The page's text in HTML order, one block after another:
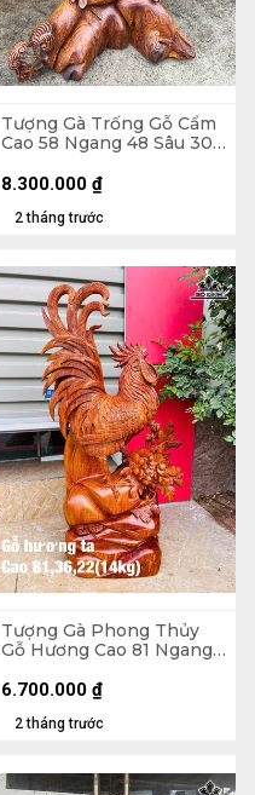
Tượng Gà Trống Gỗ Cẩm
Cao 58 Ngang 48 Sâu 30
2 tháng trước
8.300.000 ₫
Tượng Gà Phong Thủy
Gỗ Hương Cao 81 Ngang
2 tháng trước
6.700.000 ₫